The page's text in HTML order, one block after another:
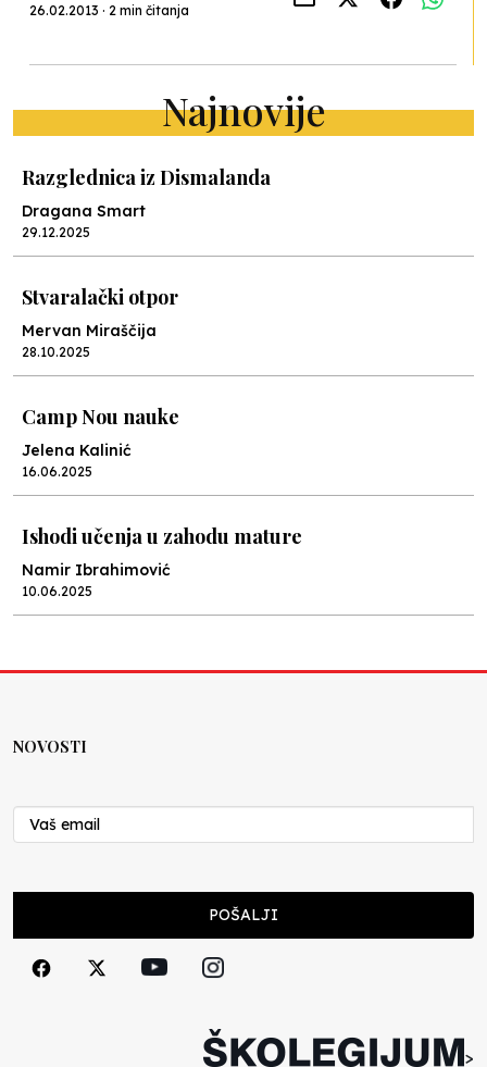
26.02.2013 · 2 min čitanja
Najnovije
Razglednica iz Dismalanda
Dragana Smart
29.12.2025
Stvaralački otpor
Mervan Miraščija
28.10.2025
Camp Nou nauke
Jelena Kalinić
16.06.2025
Ishodi učenja u zahodu mature
Namir Ibrahimović
10.06.2025
Nenad Veličković
29.10.2024
Cuke i djeca
NOVOSTI
POŠALJI
>